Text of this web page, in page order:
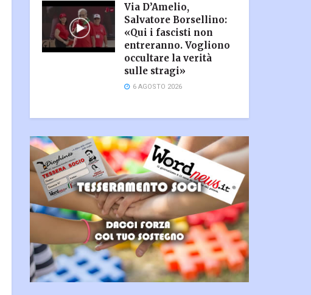
Via D’Amelio,
Salvatore Borsellino:
«Qui i fascisti non
entreranno. Vogliono
occultare la verità
sulle stragi»
6 AGOSTO 2026